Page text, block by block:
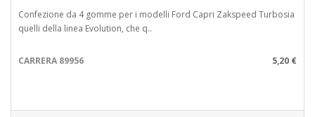
Confezione da 4 gomme per i modelli Ford Capri Zakspeed Turbosia
quelli della linea Evolution, che q..
CARRERA 89956 5,20 €